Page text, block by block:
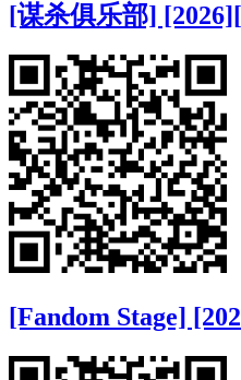
[谋杀俱乐部]
[Fandom Stage]